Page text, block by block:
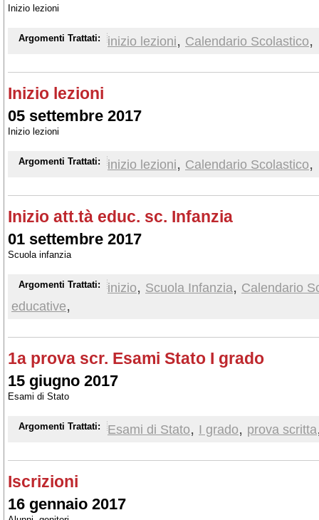
Inizio lezioni
Argomenti Trattati: inizio lezioni, Calendario Scolastico,
Inizio lezioni
05 settembre 2017
Inizio lezioni
Argomenti Trattati: inizio lezioni, Calendario Scolastico,
Inizio att.tà educ. sc. Infanzia
01 settembre 2017
Scuola infanzia
Argomenti Trattati: inizio, Scuola Infanzia, Calendario
educative,
1a prova scr. Esami Stato I grado
15 giugno 2017
Esami di Stato
Argomenti Trattati: Esami di Stato, I grado, prova scritta
Iscrizioni
16 gennaio 2017